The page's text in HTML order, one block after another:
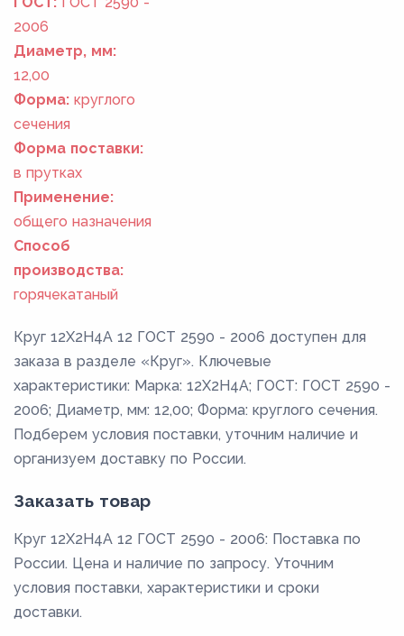
2006
Диаметр, мм:
12,00
Форма: круглого
сечения
Форма поставки:
в прутках
Применение:
общего назначения
Способ
производства:
горячекатаный
Круг 12Х2Н4А 12 ГОСТ 2590 - 2006 доступен для
заказа в разделе «Круг». Ключевые
характеристики: Марка: 12Х2Н4А; ГОСТ: ГОСТ 2590 -
2006; Диаметр, мм: 12,00; Форма: круглого сечения.
Подберем условия поставки, уточним наличие и
организуем доставку по России.
Заказать товар
Круг 12Х2Н4А 12 ГОСТ 2590 - 2006: Поставка по
России. Цена и наличие по запросу. Уточним
условия поставки, характеристики и сроки
доставки.